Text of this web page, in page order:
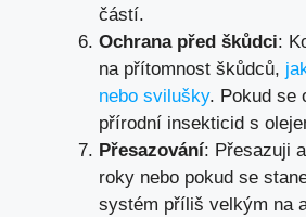
částí.
Ochrana před škůdci:
na přítomnost škůdců,
nebo svilušky. Pokud se
přírodní insekticid s
Přesazování: Přesazuji
roky nebo pokud se
systém příliš velkým na